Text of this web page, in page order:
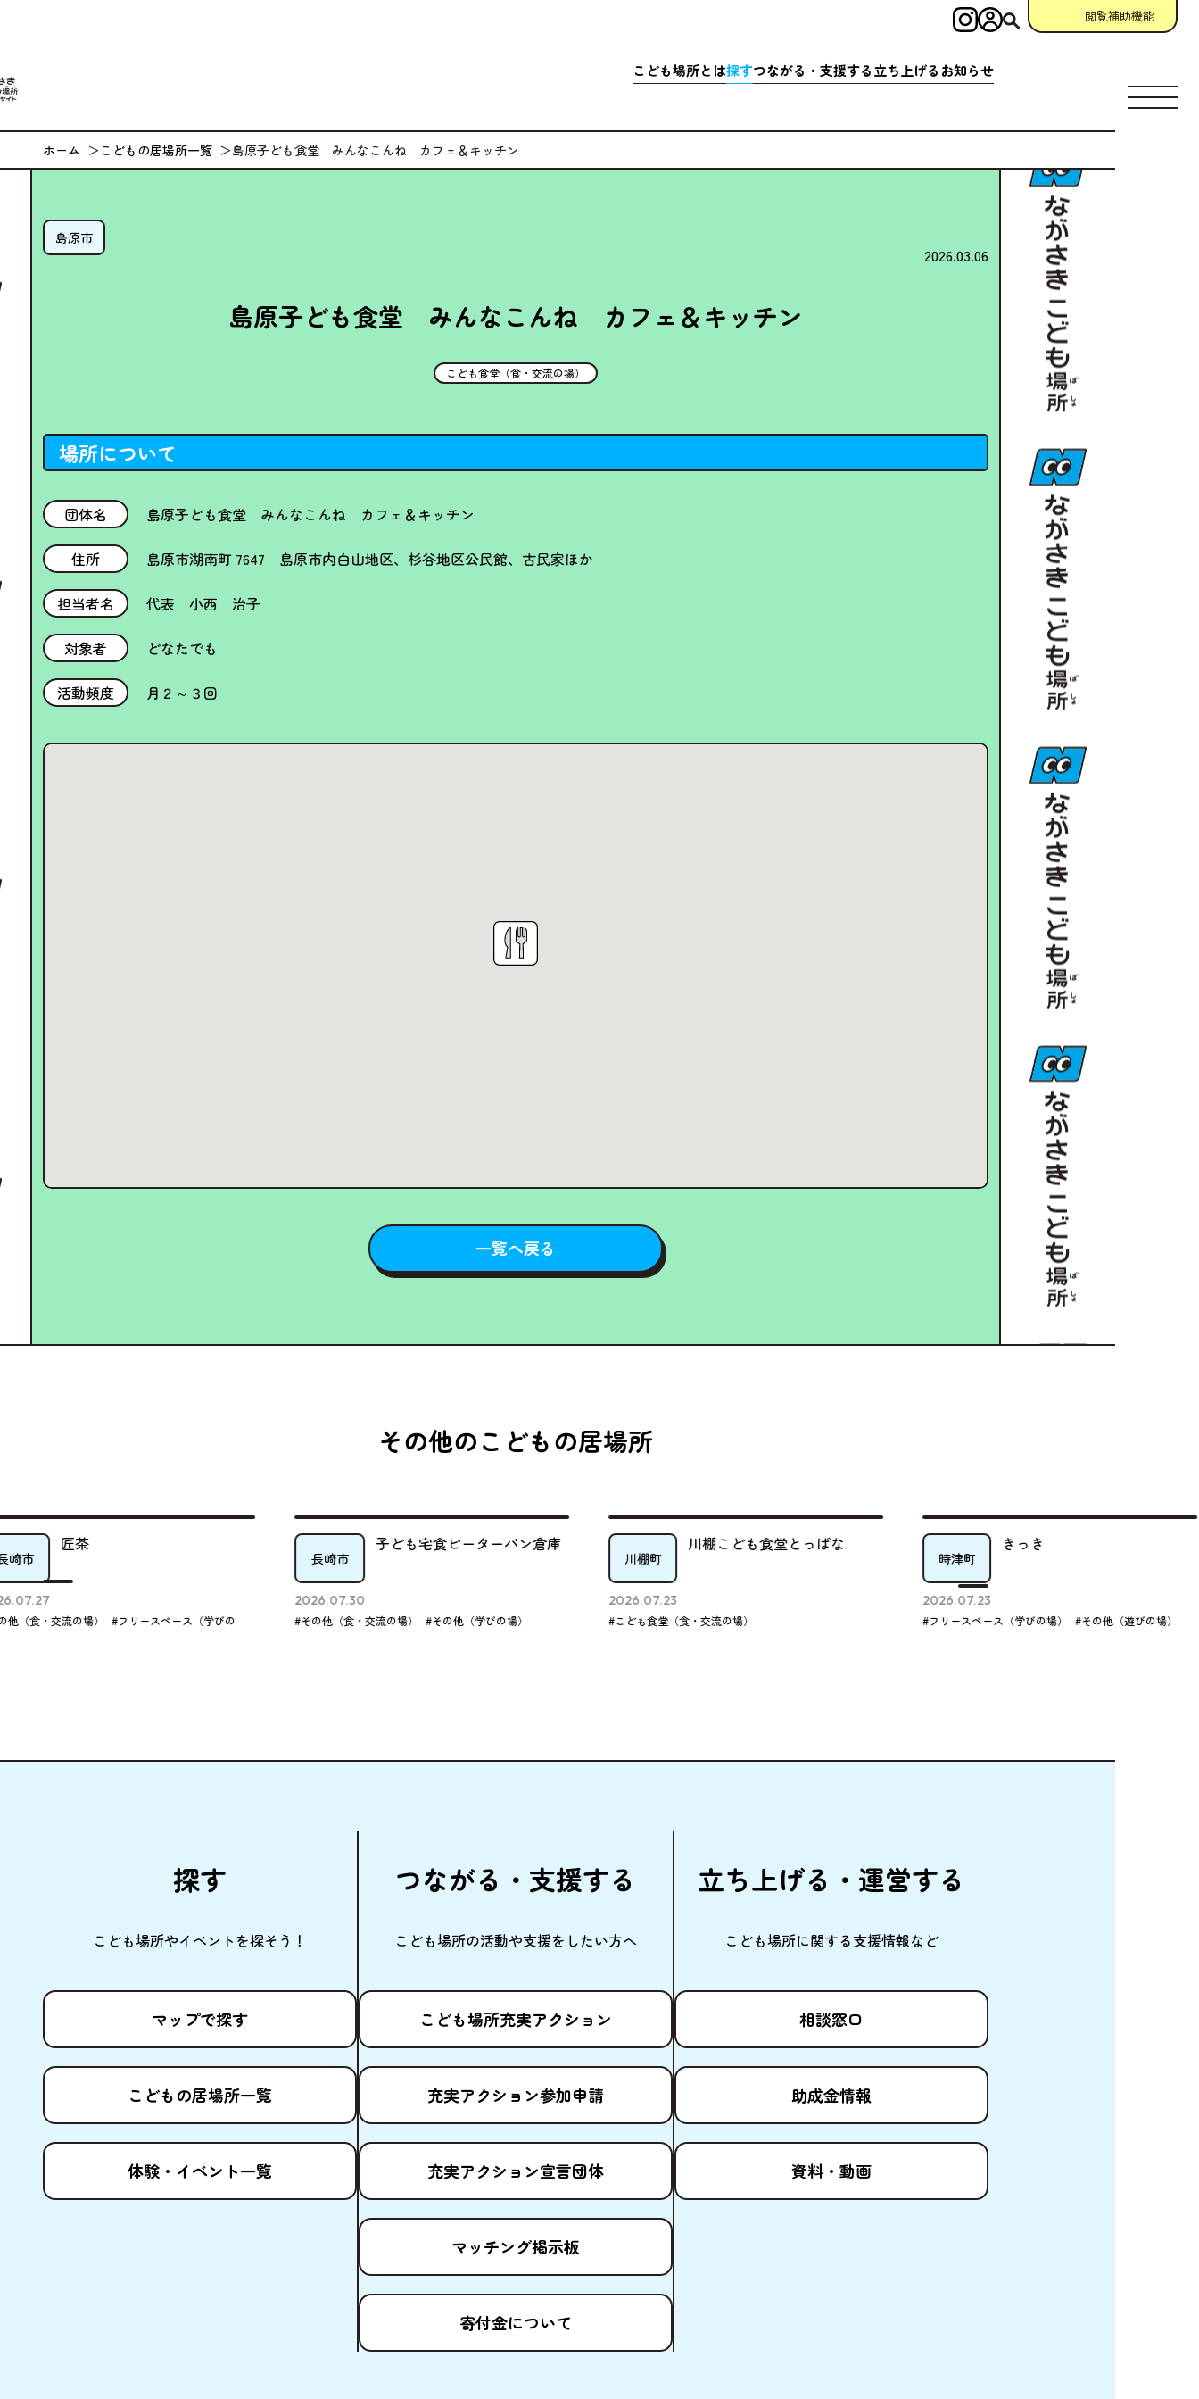
こども場所とは探すつながる・ 支援する立ち 上げる お知らせ
インスタグラム
ログイン 閲覧補助機能
ホーム こどもの居場所一覧 島原子ども食堂 みんなこんね カフェ＆キッチン
島原市
2026.03.06
島原子ども食堂 みんなこんね カフェ＆キッチン
こども食堂（食・交流の場）
場所について
団体名 島原子ども食堂 みんなこんね カフェ＆キッチン
住所 島原市湖南町 7647 島原市内白山地区、杉谷地区公民館、古民家ほか
担当者名 代表 小西 治子
対象者 どなたでも
活動頻度 月２～３回
一覧へ戻る
その他のこどもの居場所
子ども宅食ピーターパン倉庫
#その他（食・交流の場） #その他（学びの場）
川棚こども食堂とっぱな
#こども食堂（食・交流の場）
きっき
#フリースペース（学びの場） #その他（遊びの場） #その他（学びの場）
探す
こども場所やイベントを探そう！
マップで探す
こどもの居場所一覧
体験 ・イベント一覧
つながる・ 支援する
こども場所の活動や支援をしたい方へ
こども場所充実アクション
充実アクション参加申請
充実アクション宣言団体
マッチング掲示板
寄付金について
立ち上げる・ 運営する
こども場所に関する支援情報など
相談窓口
助成金情報
資料 ・ 動画